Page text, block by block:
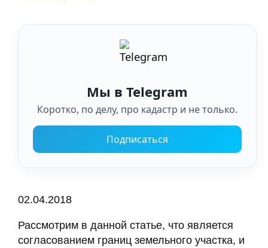
Мы в Telegram
Коротко, по делу, про кадастр и не только.
Подписаться
02.04.2018
Рассмотрим в данной статье, что является
согласованием границ земельного участка, и